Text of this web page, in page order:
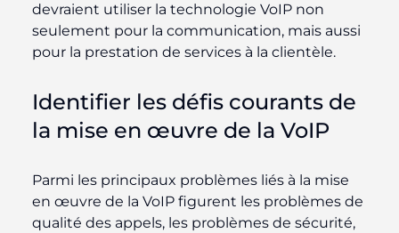
devraient utiliser la technologie VoIP non
seulement pour la communication, mais aussi
pour la prestation de services à la clientèle.
Identifier les défis courants de
la mise en œuvre de la VoIP
Parmi les principaux problèmes liés à la mise
en œuvre de la VoIP figurent les problèmes de
qualité des appels, les problèmes de sécurité,